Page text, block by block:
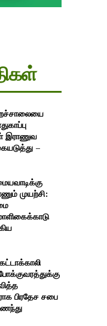
இராணுவ
–
முயற்சி:
போக்குவரத்துக்கு
பிரதேச சபை